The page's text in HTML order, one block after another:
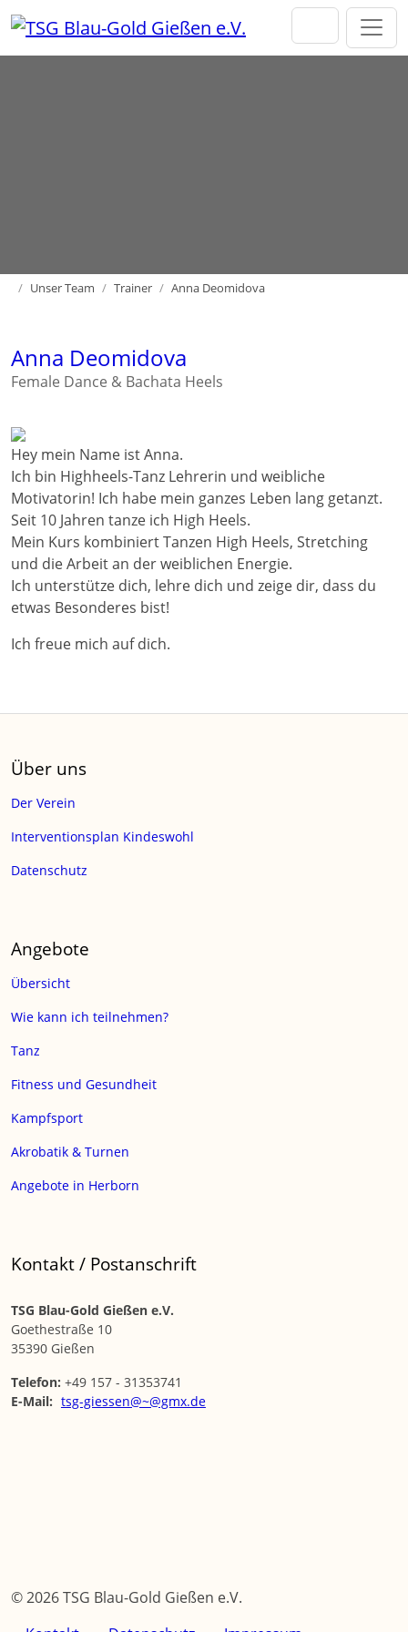
Direkt zur Hauptnavigation springen
Direkt zum Inhalt springen
HomeUnser Team Trainer Anna Deomidova
Anna Deomidova
Female Dance & Bachata Heels
Hey mein Name ist Anna.
Ich bin Highheels-Tanz Lehrerin und weibliche
Motivatorin! Ich habe mein ganzes Leben lang getanzt.
Seit 10 Jahren tanze ich High Heels.
Mein Kurs kombiniert Tanzen High Heels, Stretching
und die Arbeit an der weiblichen Energie.
Ich unterstütze dich, lehre dich und zeige dir, dass du
etwas Besonderes bist!
Ich freue mich auf dich.
Über uns
Der Verein
Interventionsplan Kindeswohl
Datenschutz
Angebote
Übersicht
Wie kann ich teilnehmen?
Tanz
Fitness und Gesundheit
Kampfsport
Akrobatik & Turnen
Angebote in Herborn
Kontakt / Postanschrift
TSG Blau-Gold Gießen e.V.
Goethestraße 10
35390 Gießen
Telefon: +49 157 - 31353741
E-Mail: tsg-giessen@~@gmx.de
© 2026 TSG Blau-Gold Gießen e.V.